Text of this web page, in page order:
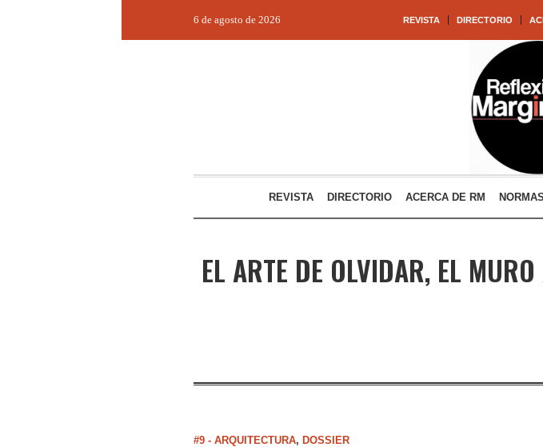
REVISTA DIRECTORIO
6 de agosto de 2026
REVISTA DIRECTORIO ACERCA DE RM
EL ARTE DE OLVIDAR, EL
#9 - ARQUITECTURA, DOSSIER